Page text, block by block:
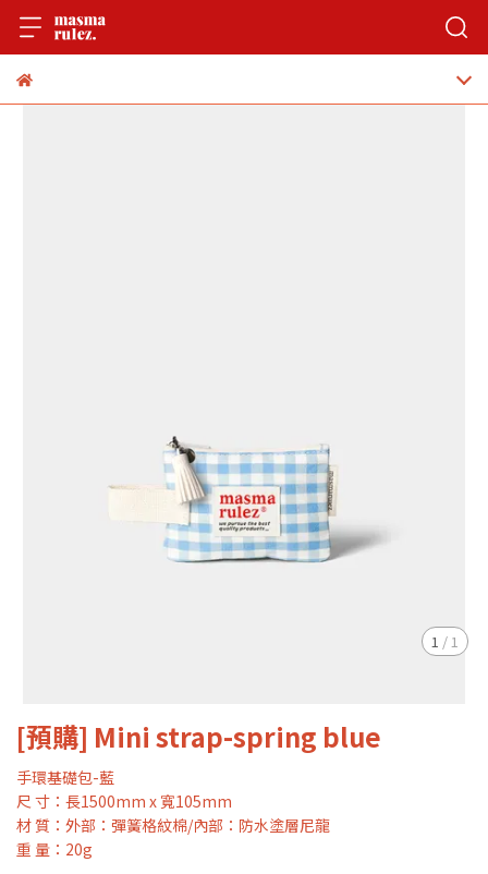
1 / 1
[預購] Mini strap-spring blue
手環基礎包-藍
尺 寸：長1500mm x 寬105mm
材 質：外部：彈簧格紋棉/內部：防水塗層尼龍
重 量：20g